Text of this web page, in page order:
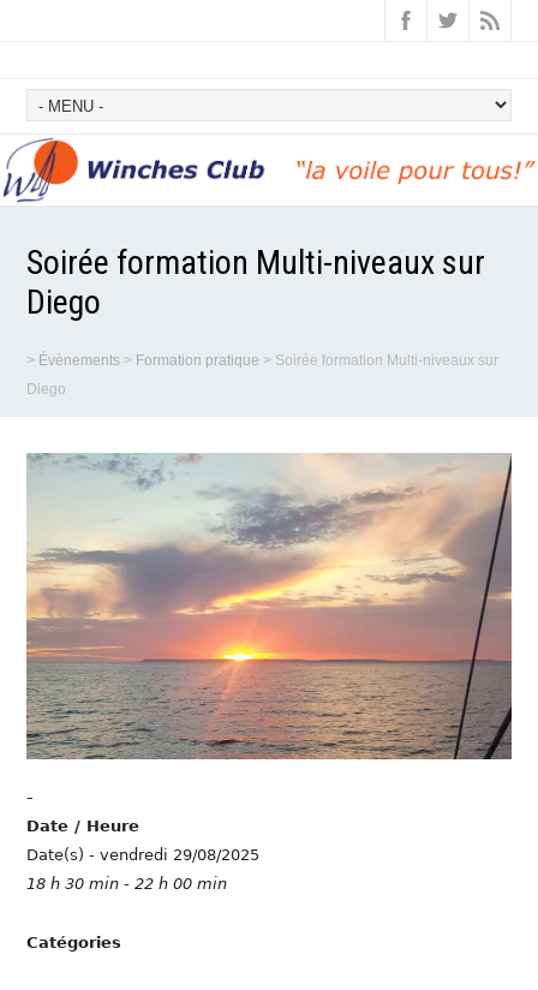
Soirée formation Multi-niveaux sur
Diego
> Évènements > Formation pratique > Soirée formation Multi-niveaux sur
Diego
-
Date / Heure
Date(s) - vendredi 29/08/2025
18 h 30 min - 22 h 00 min
Catégories